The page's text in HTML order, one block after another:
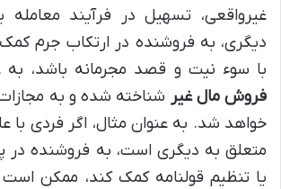
غیرواقعی، تسهیل در فرآیند
دیگری، به فروشنده در ارتکاب جرم
با سوء نیت و قصد مجرمانه باشد، به
فروش مال غیر شناخته شده و به
خواهد شد. به عنوان مثال، اگر فردی با
متعلق به دیگری است، به فروشنده در
یا تنظیم قولنامه کمک کند، ممکن